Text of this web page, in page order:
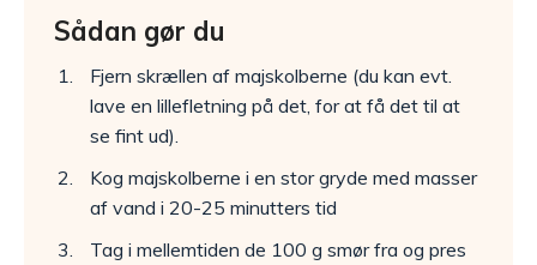
Sådan gør du
Fjern skrællen af majskolberne (du kan evt.
lave en lillefletning på det, for at få det til at
se fint ud).
Kog majskolberne i en stor gryde med masser
af vand i 20-25 minutters tid
Tag i mellemtiden de 100 g smør fra og pres